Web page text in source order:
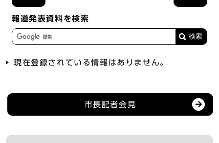
報道発表資料を検索
現在登録されている情報はありません。
市長記者会見